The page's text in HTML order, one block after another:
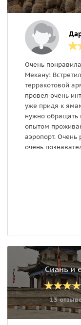
Очень
Мекану!
терракотовой
провел очень
уже придя к
нужно обращать
опытом
аэропорт. Очень
очень
Сиань и
13